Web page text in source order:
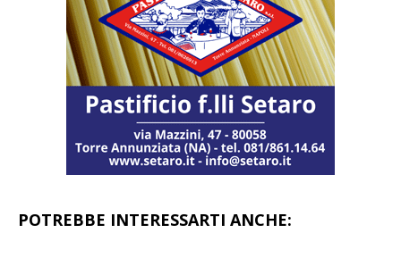
POTREBBE INTERESSARTI ANCHE: